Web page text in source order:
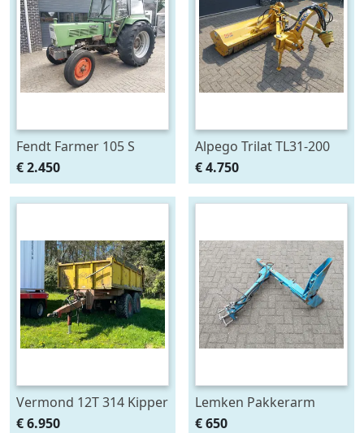
Fendt Farmer 105 S
€ 2.450
Alpego Trilat TL31-200
AM Verstek
Klepelmaaier
€ 4.750
Vermond 12T 314 Kipper
3 Zijdig
€ 6.950
Lemken Pakkerarm
passend aan Opal 90 en
€ 650